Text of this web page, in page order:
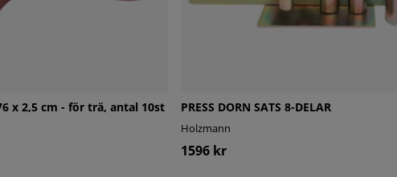
x 2,5 cm - för trä, antal 10st
PRESS DORN SATS 8-DELAR
Holzmann
1596 kr